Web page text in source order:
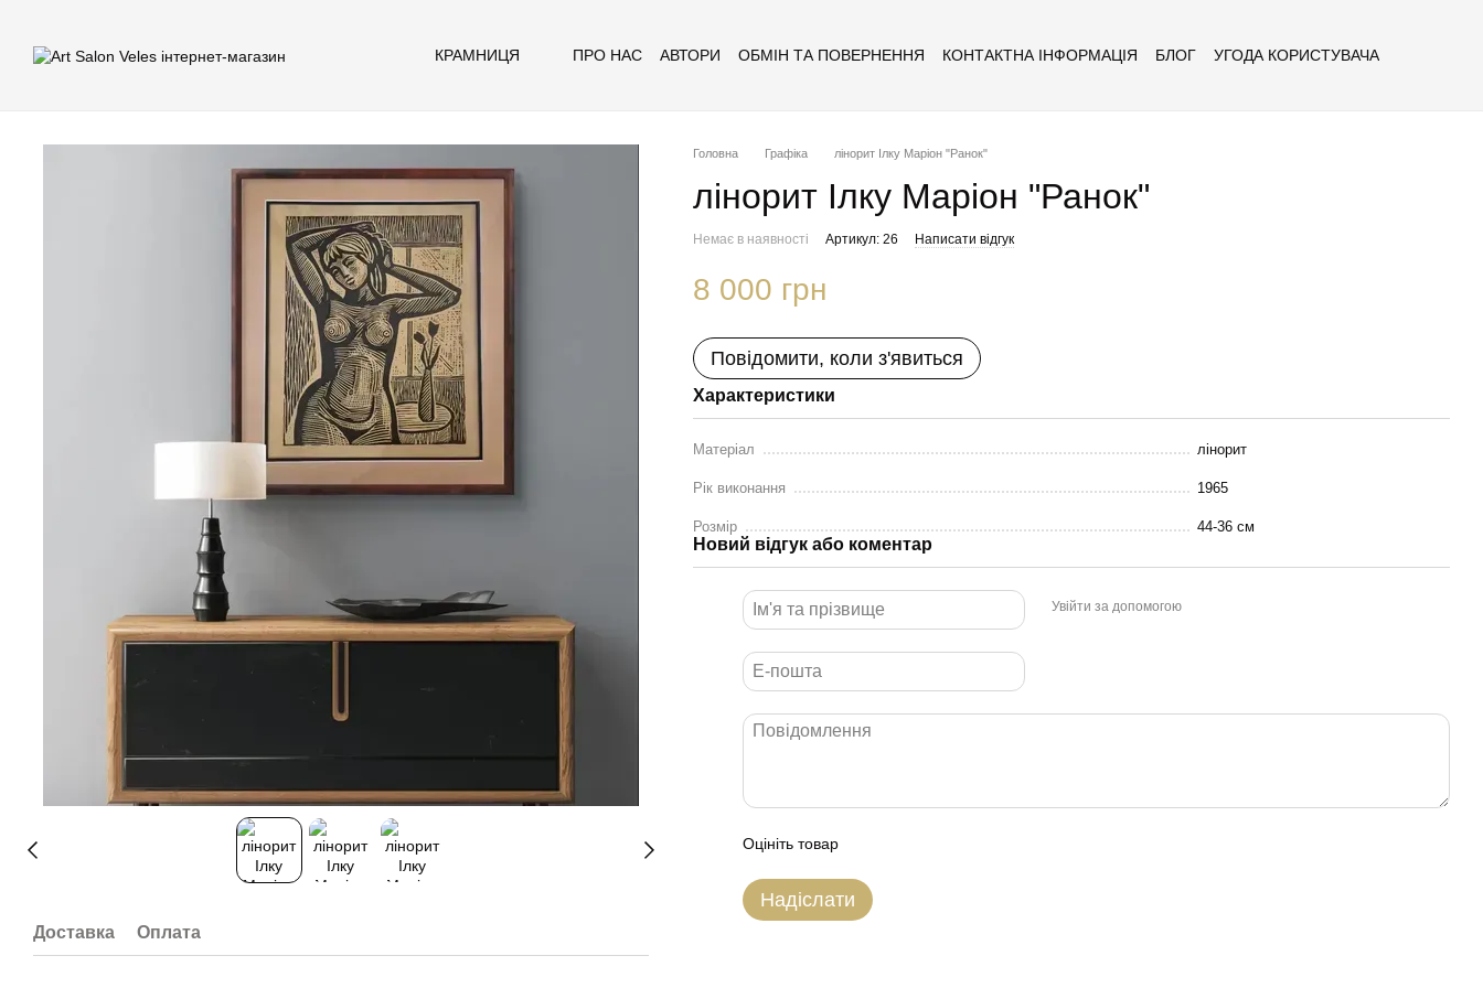
КРАМНИЦЯ ПРО НАС АВТОРИ ОБМІН ТА ПОВЕРНЕННЯ КОНТАКТНА ІНФОРМАЦІЯ БЛОГ УГОДА КОРИСТУВАЧА
Доставка Оплата
Головна Графіка лінорит Ілку Маріон "Ранок"
лінорит Ілку Маріон "Ранок"
Немає в наявності Артикул: 26 Написати відгук
8 000 грн
Повідомити, коли з'явиться
Характеристики
Матеріал лінорит
Рік виконання 1965
Розмір 44-36 см
Новий відгук або коментар
Увійти за допомогою
Оцініть товар
Надіслати